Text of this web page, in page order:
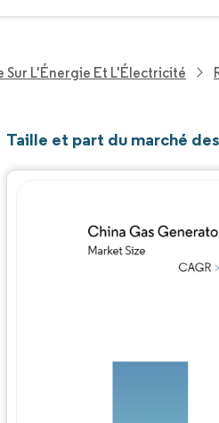
Sur L'Énergie Et L'Électricité
Taille et part du marché